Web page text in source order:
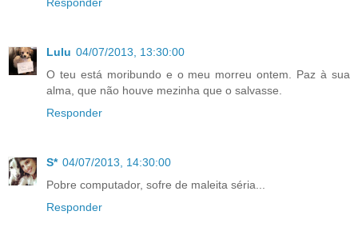
Responder
Lulu 04/07/2013, 13:30:00
O teu está moribundo e o meu morreu ontem. Paz à sua
alma, que não houve mezinha que o salvasse.
Responder
S* 04/07/2013, 14:30:00
Pobre computador, sofre de maleita séria...
Responder